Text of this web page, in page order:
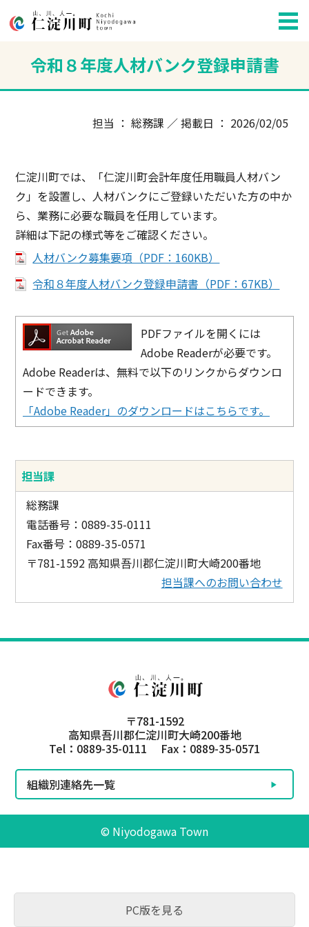
令和８年度人材バンク登録申請書
担当 ： 総務課 ／ 掲載日 ： 2026/02/05
仁淀川町では、「仁淀川町会計年度任用職員人材バン
ク」を設置し、人材バンクにご登録いただいた方の中か
ら、業務に必要な職員を任用しています。
詳細は下記の様式等をご確認ください。
人材バンク募集要項（PDF：160KB）
令和８年度人材バンク登録申請書（PDF：67KB）
PDFファイルを開くには
Adobe Readerが必要です。
Adobe Readerは、無料で以下のリンクからダウンロ
ードできます。
「Adobe Reader」のダウンロードはこちらです。
担当課
総務課
電話番号：0889-35-0111
Fax番号：0889-35-0571
〒781-1592 高知県吾川郡仁淀川町大崎200番地
担当課へのお問い合わせ
〒781-1592
高知県吾川郡仁淀川町大崎200番地
Tel：0889-35-0111 Fax：0889-35-0571
組織別連絡先一覧
© Niyodogawa Town
PC版を見る